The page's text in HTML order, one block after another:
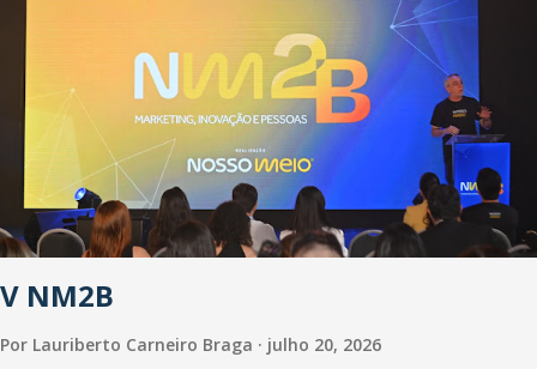
cuidados com os ambientes públicos e domiciliares. “Nós não
estamos vivendo uma epidemia comum, como temos em todos os
anos, com aumento de casos de dengue, influenza ou H1N1. Trata-
se de uma epidemia com um vírus diferente, com um poder de
contaminação maior que outros coronavírus”, apontou o
secretário. Segundo ele, é uma epidemia com chance de
contaminação alta, podendo gerar um grande risco à população e
ao sistema de saúde. “Precisamos saber fazer a estratificação do
risco da doença, para não so...
V NM2B
Por Lauriberto Carneiro Braga julho 20, 2026